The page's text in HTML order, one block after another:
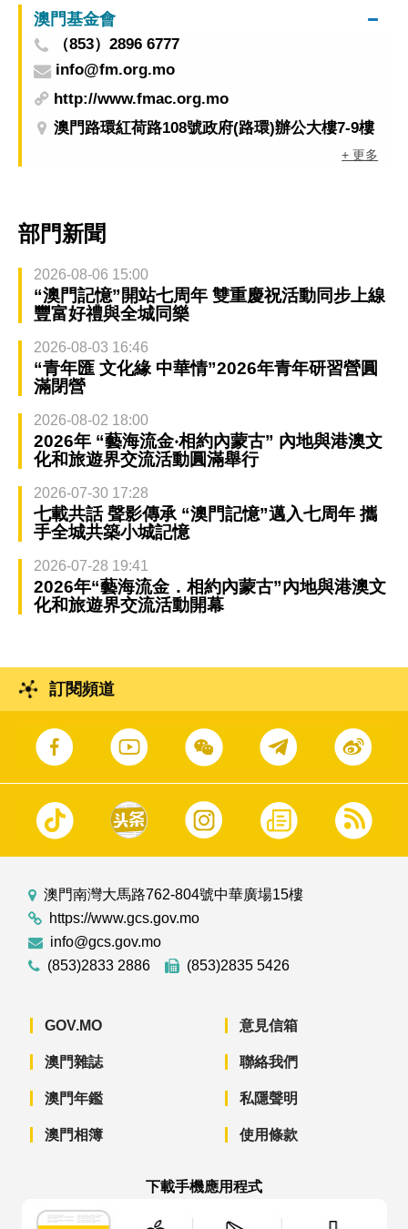
澳門基金會
（853）2896 6777
info@fm.org.mo
http://www.fmac.org.mo
澳門路環紅荷路108號政府(路環)辦公大樓7-9樓
+ 更多
部門新聞
2026-08-06 15:00
“澳門記憶”開站七周年 雙重慶祝活動同步上線
豐富好禮與全城同樂
2026-08-03 16:46
“青年匯 文化緣 中華情”2026年青年研習營圓
滿閉營
2026-08-02 18:00
2026年 “藝海流金‧相約內蒙古” 內地與港澳文
化和旅遊界交流活動圓滿舉行
2026-07-30 17:28
七載共話 聲影傳承 “澳門記憶”邁入七周年 攜
手全城共築小城記憶
2026-07-28 19:41
2026年“藝海流金．相約內蒙古”內地與港澳文
化和旅遊界交流活動開幕
訂閱頻道
澳門南灣大馬路762-804號中華廣場15樓
https://www.gcs.gov.mo
info@gcs.gov.mo
(853)2833 2886
(853)2835 5426
GOV.MO
澳門雜誌
澳門年鑑
澳門相簿
意見信箱
聯絡我們
私隱聲明
使用條款
下載手機應用程式